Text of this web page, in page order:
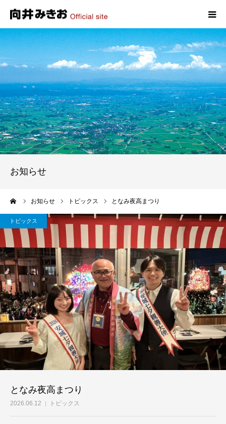
お知らせ
お知らせ トピックス となみ夜高まつり
トピックス
となみ夜高まつり
2026.06.12 トピックス
HOME
プロフィール
政策
活動報告